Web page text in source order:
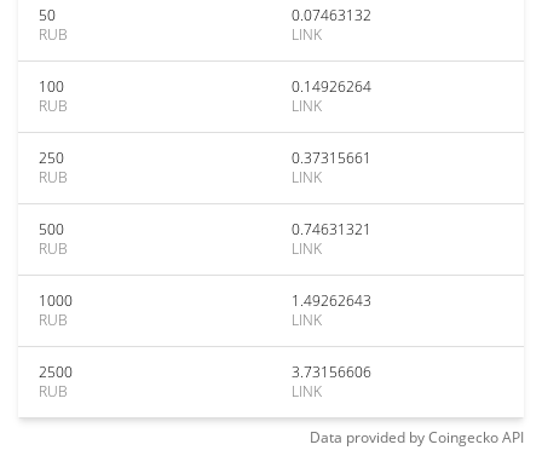
50
RUB
0.07463132
LINK
100
RUB
0.14926264
LINK
250
RUB
0.37315661
LINK
500
RUB
0.74631321
LINK
1000
RUB
1.49262643
LINK
2500
RUB
3.73156606
LINK
Data provided byCoingeckoAPI